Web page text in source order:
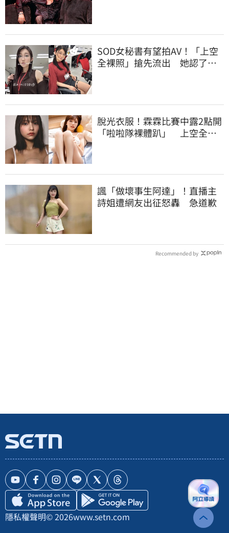
SOD女秘書有望拍AV！「上空
全裸照」搶先流出 她認了：
脫光衣服！霖霖比賽中露2點開
「啦啦隊裸體趴」 上空全裸
諷「做壞事生阿達」！直播主
詩姐遭網友出征怒轟 急道歉
Recommended by
隱私權聲明© 2026www.setn.com